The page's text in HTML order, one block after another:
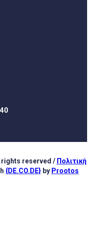
reserved / Πολιτική
{DE.CO.DE} by Prootos